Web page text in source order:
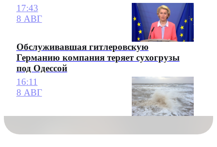
17:43
8 АВГ
Обслуживавшая гитлеровскую
Германию компания теряет сухогрузы
под Одессой
16:11
8 АВГ